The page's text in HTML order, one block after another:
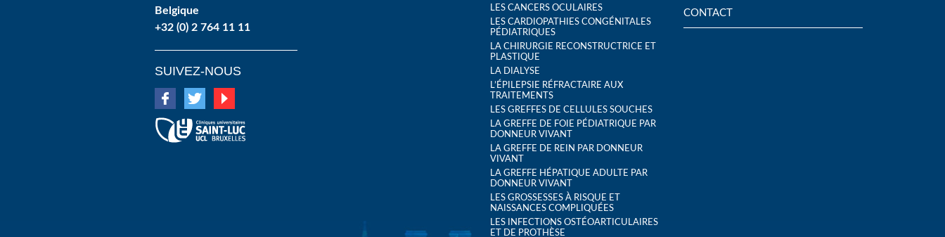
Belgique
+32 (0) 2 764 11 11
SUIVEZ-NOUS
LES CANCERS OCULAIRES
LES CARDIOPATHIES CONGÉNITALES
PÉDIATRIQUES
LA CHIRURGIE RECONSTRUCTRICE ET
PLASTIQUE
LA DIALYSE
L’ÉPILEPSIE RÉFRACTAIRE AUX
TRAITEMENTS
LES GREFFES DE CELLULES SOUCHES
LA GREFFE DE FOIE PÉDIATRIQUE PAR
DONNEUR VIVANT
LA GREFFE DE REIN PAR DONNEUR
VIVANT
LA GREFFE HÉPATIQUE ADULTE PAR
DONNEUR VIVANT
LES GROSSESSES À RISQUE ET
NAISSANCES COMPLIQUÉES
LES INFECTIONS OSTÉOARTICULAIRES
ET DE PROTHÈSE
CONTACT